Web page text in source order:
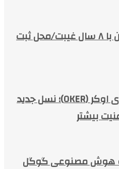
طرح انصار ویژه سربازان با ۸ سال غیبت/محل ثبت
معرفی کرکره فولادی اوکر (OKER)؛ نسل جدید
بیشتر
هوش مصنوعی گوگل